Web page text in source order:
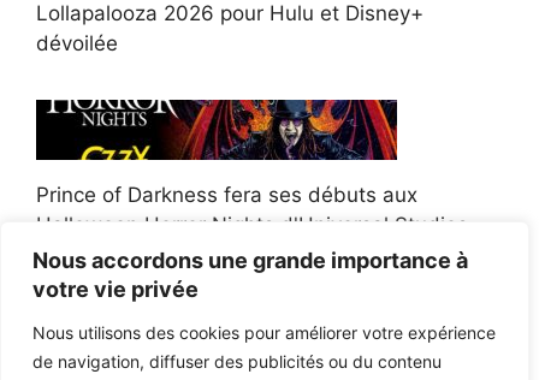
Nous accordons une grande importance à
votre vie privée
Nous utilisons des cookies pour améliorer votre expérience
de navigation, diffuser des publicités ou du contenu
Lollapalooza 2026 pour Hulu et Disney+
dévoilée
Prince of Darkness fera ses débuts aux
Halloween Horror Nights d'Universal Studios